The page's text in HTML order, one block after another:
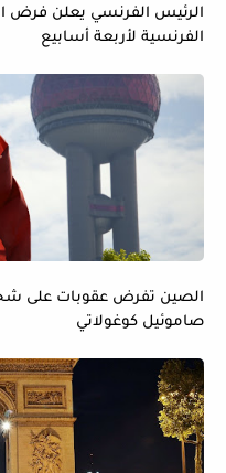
الرئيس الفرنسي يعلن فرض
الفرنسية لأربعة أسابيع
الصين تفرض عقوبات على
صاموئيل كوغولاتي